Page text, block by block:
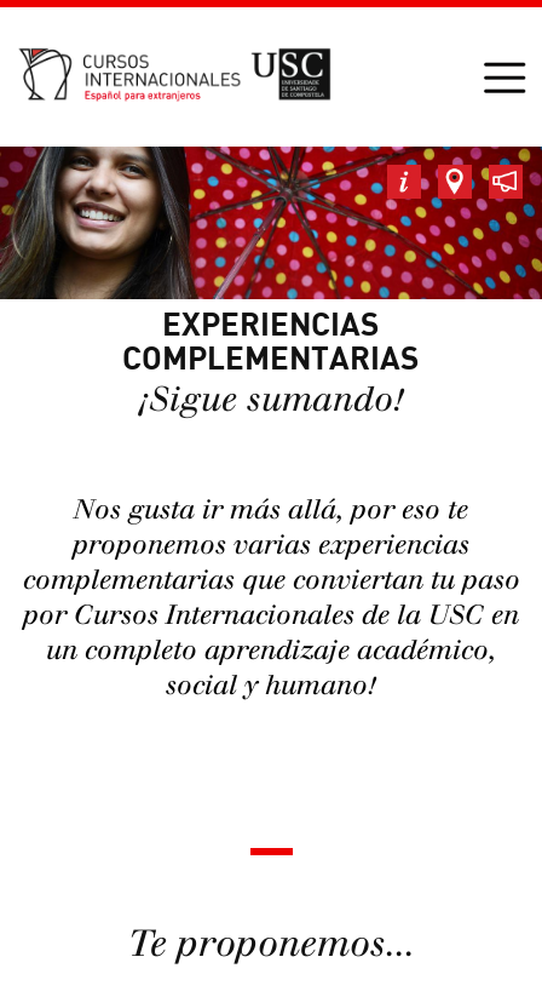
EXPERIENCIAS
COMPLEMENTARIAS
¡Sigue sumando!
Nos gusta ir más allá, por eso te
proponemos varias experiencias
complementarias que conviertan tu paso
por Cursos Internacionales de la USC en
un completo aprendizaje académico,
social y humano!
Te proponemos...